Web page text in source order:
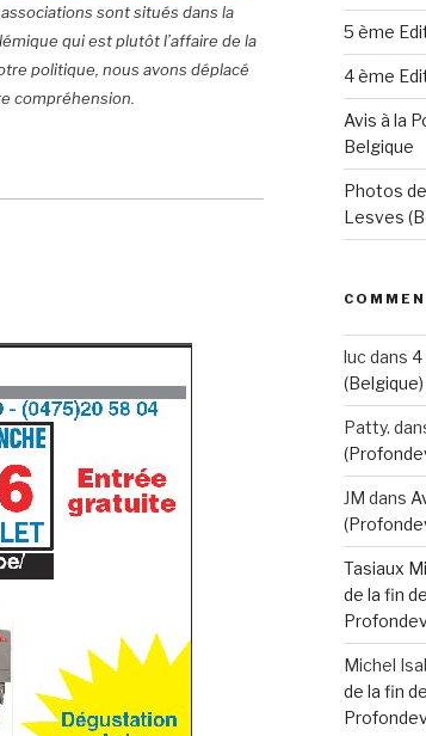
sont situés dans la
qui est plutôt l’affaire de la
politique, nous avons déplacé
compréhension.
5 ème
4 ème
Avis à la
Belgique
Photos
Lesves
luc dans
(Belgique)
Patty.
JM dans
Tasiaux
de la fin
Michel
de la fin